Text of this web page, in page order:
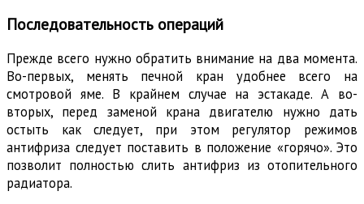
Последовательность операций
Прежде всего нужно обратить внимание на два момента.
Во-первых, менять печной кран удобнее всего на
смотровой яме. В крайнем случае на эстакаде. А во-
вторых, перед заменой крана двигателю нужно дать
остыть как следует, при этом регулятор режимов
антифриза следует поставить в положение «горячо». Это
позволит полностью слить антифриз из отопительного
радиатора.